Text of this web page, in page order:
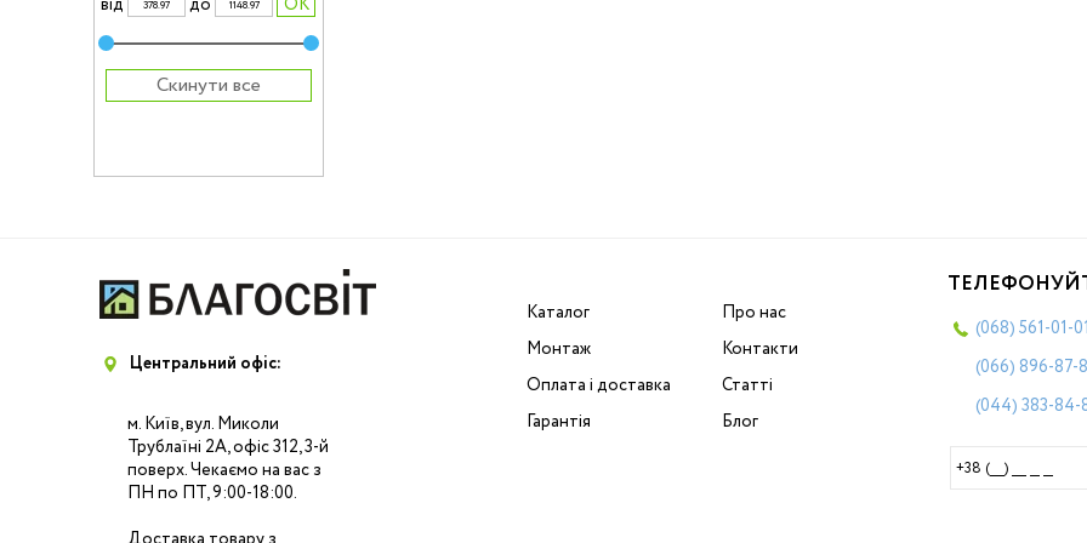
Скинути все
Центральний офіс:
м. Київ, вул. Миколи
Трублаїні 2А, офіс 312, 3-й
поверх. Чекаємо на вас з
ПН по ПТ, 9:00-18:00.
Каталог
Монтаж
Оплата і доставка
Гарантія
Про нас
Контакти
Статті
Блог
(068) 561-01-01
(066) 896-87-
(044) 383-84-